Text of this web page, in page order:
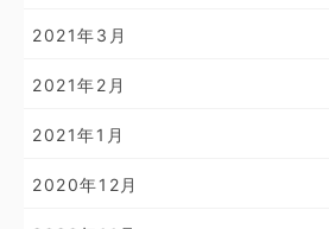
2021年3月
2021年2月
2021年1月
2020年12月